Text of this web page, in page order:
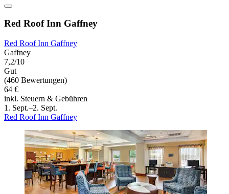
Red Roof Inn Gaffney
Red Roof Inn Gaffney
Gaffney
7,2/10
Gut
(460 Bewertungen)
64 €
inkl. Steuern & Gebühren
1. Sept.–2. Sept.
Red Roof Inn Gaffney